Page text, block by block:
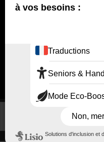
Ce portail utilise des
En navigant sur ce
Voir
Inscrivez-vous à